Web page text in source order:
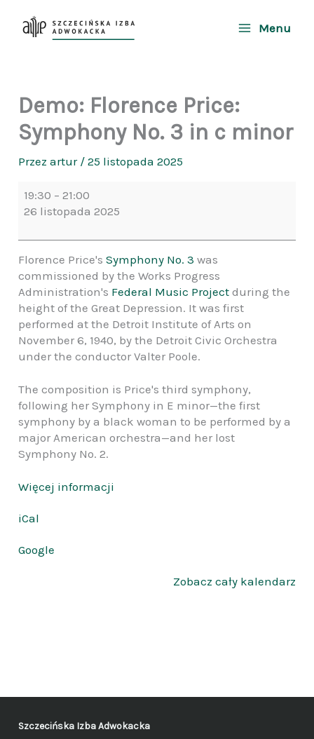
Menu
Demo: Florence Price:
Symphony No. 3 in c minor
Przezartur /25 listopada 2025
Florence
Symphony
No.
c
minor
19:30 –21:00
26 listopada 2025
Florence Price'sSymphony No. 3 was
commissioned by the Works Progress
Administration's Federal Music Project during the
height of the Great Depression. It was first
performed at the Detroit Institute of Arts on
November 6, 1940, by the Detroit Civic Orchestra
under the conductor Valter Poole.
The composition is Price's third symphony,
following her Symphony in E minor—the first
symphony by a black woman to be performed by a
major American orchestra—and her lost
Symphony No. 2.
Więcej informacji
iCal
Google
Zobacz cały kalendarz
Szczecińska Izba Adwokacka